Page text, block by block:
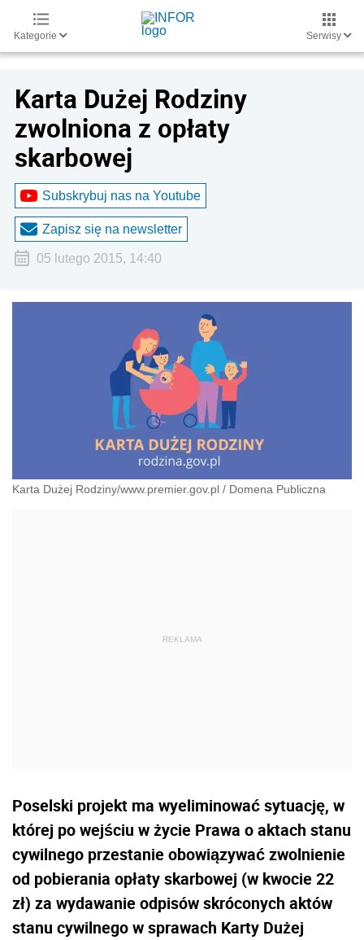
Kategorie Serwisy
Karta Dużej Rodziny
zwolniona z opłaty
skarbowej
Subskrybuj nas na Youtube
Zapisz się na newsletter
05 lutego 2015, 14:40
Karta Dużej Rodziny/www.premier.gov.pl / Domena Publiczna
Poselski projekt ma wyeliminować sytuację, w
której po wejściu w życie Prawa o aktach stanu
cywilnego przestanie obowiązywać zwolnienie
od pobierania opłaty skarbowej (w kwocie 22
zł) za wydawanie odpisów skróconych aktów
stanu cywilnego w sprawach Karty Dużej